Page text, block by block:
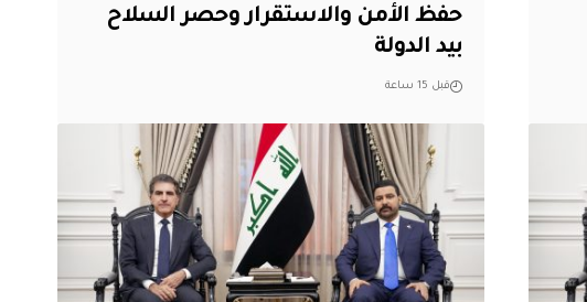
حفظ الأمن والاستقرار وحصر السلاح
بيد الدولة
قبل 15 ساعة